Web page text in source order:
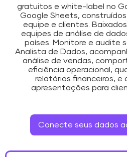
gratuitos e white-label no
Google Sheets,
equipe e clientes.
equipes de análise de
países. Monitore e audite
Analista de Dados,
análise de vendas,
eficiência operacional,
relatórios financeiros,
apresentações para
Conecte seus dados